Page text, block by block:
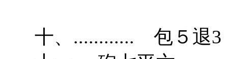
十、............ 包５退3